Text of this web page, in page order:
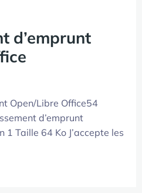
d’emprunt
Open/Libre Office54
d’emprunt
1 Taille 64 Ko J’accepte les